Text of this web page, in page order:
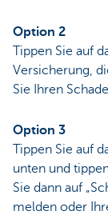
Option 2
Tippen Sie auf
Versicherung,
Sie Ihren
Option 3
Tippen Sie auf
unten und
Sie dann auf
melden oder